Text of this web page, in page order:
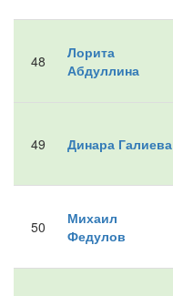
48
Лорита
Абдуллина
49 Динара Галиева
50
Михаил
Федулов